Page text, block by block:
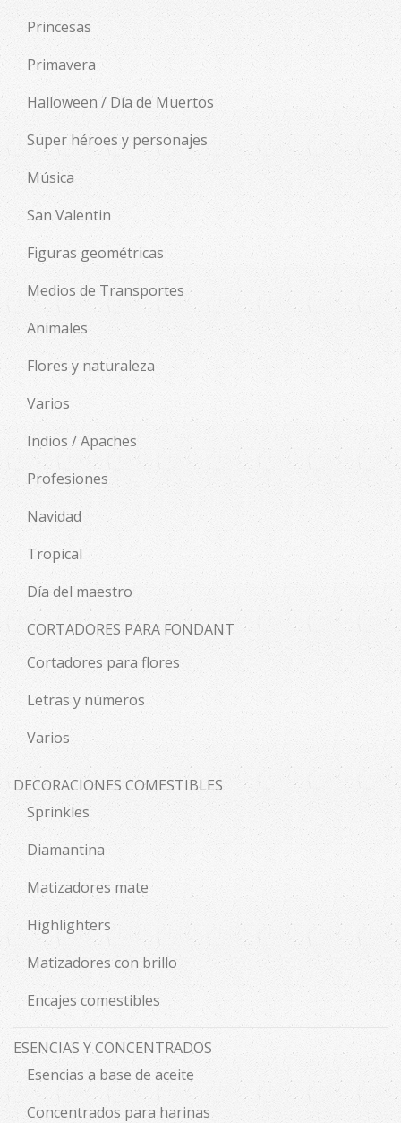
Princesas
Primavera
Halloween / Día de Muertos
Super héroes y personajes
Música
San Valentin
Figuras geométricas
Medios de Transportes
Animales
Flores y naturaleza
Varios
Indios / Apaches
Profesiones
Navidad
Tropical
Día del maestro
CORTADORES PARA FONDANT
Cortadores para flores
Letras y números
Varios
DECORACIONES COMESTIBLES
Sprinkles
Diamantina
Matizadores mate
Highlighters
Matizadores con brillo
Encajes comestibles
ESENCIAS Y CONCENTRADOS
Esencias a base de aceite
Concentrados para harinas